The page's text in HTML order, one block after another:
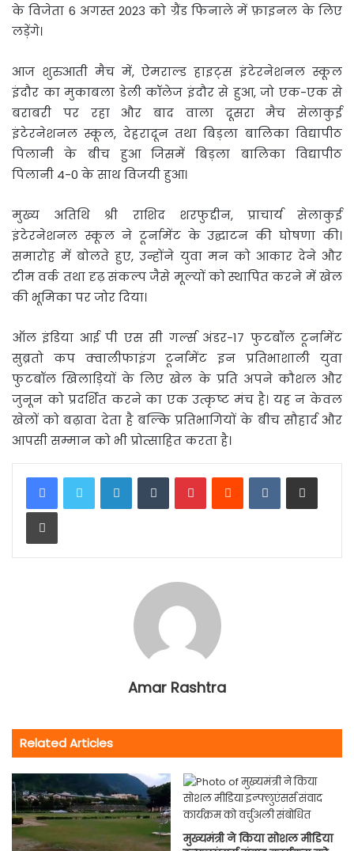
के विजेता 6 अगस्त 2023 को ग्रैंड फिनाले में फ़ाइनल के लिए
लड़ेंगे।
आज शुरुआती मैच में, ऐमराल्ड हाइट्स इंटेरनेशनल स्कूल
इंदौर का मुकाबला डेली कॉलेज इंदौर से हुआ, जो एक-एक से
बराबरी पर रहा और बाद वाला दूसरा मैच सेलाकुई
इंटेरनेशनल स्कूल, देहरादून तथा बिड़ला बालिका विद्यापीठ
पिलानी के बीच हुआ जिसमें बिड़ला बालिका विद्यापीठ
पिलानी 4-0 के साथ विजयी हुआ।
मुख्य अतिथि श्री राशिद शरफुद्दीन, प्राचार्य सेलाकुई
इंटेरनेशनल स्कूल ने टूर्नामेंट के उद्घाटन की घोषणा की।
समारोह में बोलते हुए, उन्होंने युवा मन को आकार देने और
टीम वर्क तथा दृढ़ संकल्प जैसे मूल्यों को स्थापित करने में खेल
की भूमिका पर जोर दिया।
ऑल इंडिया आई पी एस सी गर्ल्स अंडर-17 फुटबॉल टूर्नामेंट
सुब्रतो कप क्वालीफाइंग टूर्नामेंट इन प्रतिभाशाली युवा
फुटबॉल खिलाड़ियों के लिए खेल के प्रति अपने कौशल और
जुनून को प्रदर्शित करने का एक उत्कृष्ट मंच है। यह न केवल
खेलों को बढ़ावा देता है बल्कि प्रतिभागियों के बीच सौहार्द और
आपसी सम्मान को भी प्रोत्साहित करता है।
LinkedInTumblrPinterestReddit VKontakteShare via Email
Print
Amar Rashtra
Related Articles
मुख्यमंत्री ने किया सोशल मीडिया